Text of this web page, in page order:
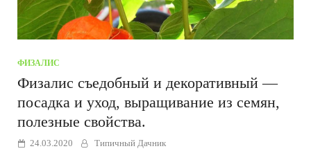
ФИЗАЛИС
Физалис съедобный и декоративный —
посадка и уход, выращивание из семян,
полезные свойства.
24.03.2020 Типичный Дачник